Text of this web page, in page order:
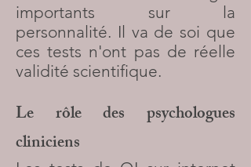
importants sur la
personnalité. Il va de soi que
ces tests n'ont pas de réelle
validité scientifique.
Le rôle des psychologues
cliniciens